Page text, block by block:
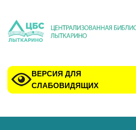
ВЕРСИЯ ДЛЯ
СЛАБОВИДЯЩИХ